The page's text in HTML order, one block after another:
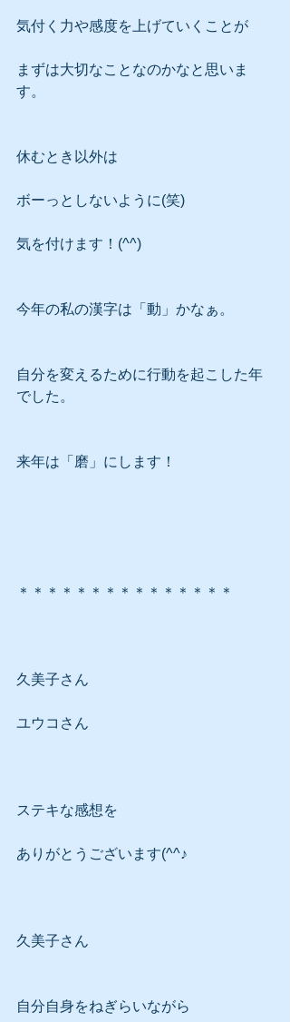
気付く力や感度を上げていくことが
まずは大切なことなのかなと思いま
す。
休むとき以外は
ボーっとしないように(笑)
気を付けます！(^^)
今年の私の漢字は「動」かなぁ。
自分を変えるために行動を起こした年
でした。
来年は「磨」にします！
＊＊＊＊＊＊＊＊＊＊＊＊＊＊＊
久美子さん
ユウコさん
ステキな感想を
ありがとうございます(^^♪
久美子さん
自分自身をねぎらいながら